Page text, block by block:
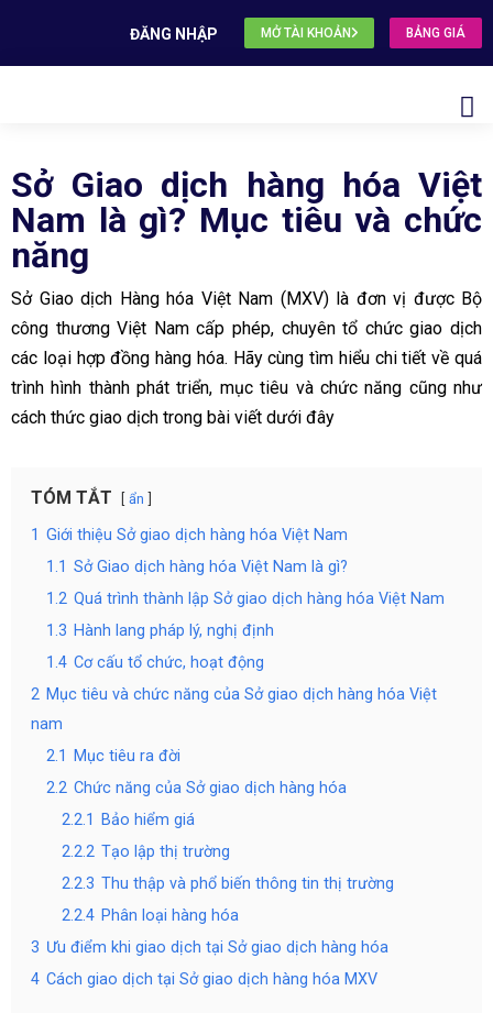
ĐĂNG NHẬP MỞ TÀI KHOẢN BẢNG GIÁ
Sở Giao dịch hàng hóa Việt
Nam là gì? Mục tiêu và chức
năng
Sở Giao dịch Hàng hóa Việt Nam (MXV) là đơn vị được Bộ
công thương Việt Nam cấp phép, chuyên tổ chức giao dịch
các loại hợp đồng hàng hóa. Hãy cùng tìm hiểu chi tiết về quá
trình hình thành phát triển, mục tiêu và chức năng cũng như
cách thức giao dịch trong bài viết dưới đây
TÓM TẮT ẩn
1 Giới thiệu Sở giao dịch hàng hóa Việt Nam
1.1 Sở Giao dịch hàng hóa Việt Nam là gì?
1.2 Quá trình thành lập Sở giao dịch hàng hóa Việt Nam
1.3 Hành lang pháp lý, nghị định
1.4 Cơ cấu tổ chức, hoạt động
2 Mục tiêu và chức năng của Sở giao dịch hàng hóa Việt
nam
2.1
Mục tiêu ra đời
2.2 Chức năng của Sở giao dịch hàng hóa
2.2.1
Bảo hiểm giá
2.2.2 Tạo lập thị trường
2.2.3 Thu thập và phổ biến thông tin thị trường
2.2.4 Phân loại hàng hóa
3 Ưu điểm khi giao dịch tại Sở giao dịch hàng hóa
4 Cách giao dịch tại Sở giao dịch hàng hóa MXV